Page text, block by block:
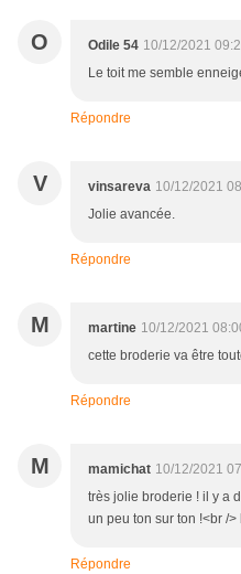
O Odile 54 10/12/2021
Le toit me semble
Répondre
V vinsareva 10/12/2021
Jolie avancée.
Répondre
M martine 10/12/2021
cette broderie va être
Répondre
M mamichat 10/12/2021
très jolie broderie ! il y a
un peu ton sur ton !<br /
Répondre